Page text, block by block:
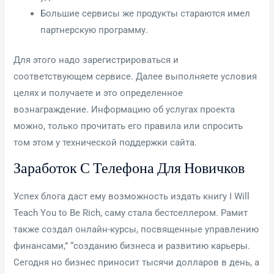
Большие сервисы же продукты стараются имел
партнерскую программу.
Для этого надо зарегистрироваться и
соответствующем сервисе. Далее выполняете условия
целях и получаете и это определенное
вознаграждение. Информацию об услугах проекта
можно, только прочитать его правила или спросить
том этом у технической поддержки сайта.
Заработок С Телефона Для Новичков
Успех блога даст ему возможность издать книгу I Will
Teach You to Be Rich, саму стала бестселлером. Рамит
также создал онлайн-курсы, посвященные управлению
финансами,” “созданию бизнеса и развитию карьеры.
Сегодня но бизнес приносит тысячи долларов в день, а